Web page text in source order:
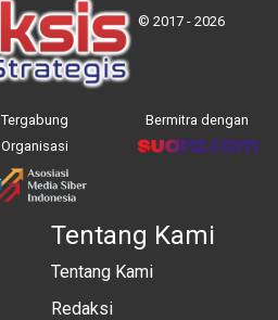
© 2017 - 2026
Tergabung
Organisasi
Bermitra dengan
Tentang Kami
Tentang Kami
Redaksi